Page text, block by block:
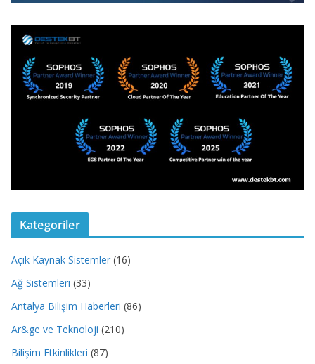
Kategoriler
Açık Kaynak Sistemler (16)
Ağ Sistemleri (33)
Antalya Bilişim Haberleri (86)
Ar&ge ve Teknoloji (210)
Bilişim Etkinlikleri (87)